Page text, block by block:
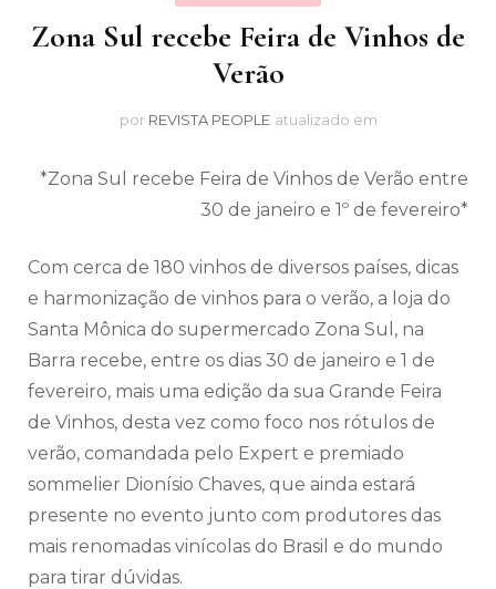
Zona Sul recebe Feira de Vinhos de
Verão
por REVISTA PEOPLE atualizado em
*Zona Sul recebe Feira de Vinhos de Verão entre
30 de janeiro e 1º de fevereiro*
Com cerca de 180 vinhos de diversos países, dicas
e harmonização de vinhos para o verão, a loja do
Santa Mônica do supermercado Zona Sul, na
Barra recebe, entre os dias 30 de janeiro e 1 de
fevereiro, mais uma edição da sua Grande Feira
de Vinhos, desta vez como foco nos rótulos de
verão, comandada pelo Expert e premiado
sommelier Dionísio Chaves, que ainda estará
presente no evento junto com produtores das
mais renomadas vinícolas do Brasil e do mundo
para tirar dúvidas.